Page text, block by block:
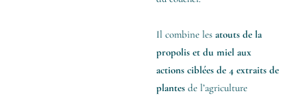
Il combine les atouts de la
propolis et du miel aux
actions ciblées de 4 extraits de
plantesde l’agriculture